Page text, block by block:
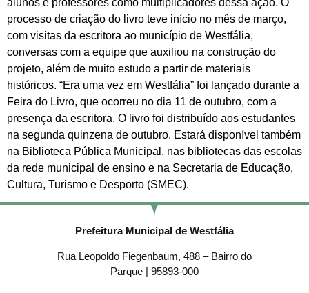
alunos e professores como multiplicadores dessa ação. O
processo de criação do livro teve início no mês de março,
com visitas da escritora ao município de Westfália,
conversas com a equipe que auxiliou na construção do
projeto, além de muito estudo a partir de materiais
históricos. “Era uma vez em Westfália” foi lançado durante a
Feira do Livro, que ocorreu no dia 11 de outubro, com a
presença da escritora. O livro foi distribuído aos estudantes
na segunda quinzena de outubro. Estará disponível também
na Biblioteca Pública Municipal, nas bibliotecas das escolas
da rede municipal de ensino e na Secretaria de Educação,
Cultura, Turismo e Desporto (SMEC).
Prefeitura Municipal de Westfália
Rua Leopoldo Fiegenbaum, 488 – Bairro do
Parque | 95893-000